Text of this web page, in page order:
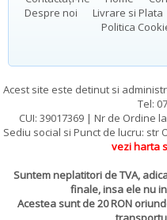
Despre noi
Livrare si Plata
Politica
Acest site este detinut si
Tel:
CUI: 39017369 | Nr de Ordine
Sediu social si Punct de lucru: str
vezi harta
Suntem neplatitori de TVA,
finale, insa ele nu
Acestea sunt de 20 RON